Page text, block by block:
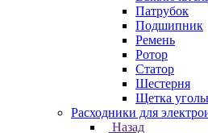
Патрубок
Подшипник
Ремень
Ротор
Статор
Шестерня
Щетка
Расходники для
Назад